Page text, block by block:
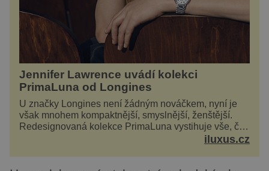
Jennifer Lawrence uvádí kolekci
PrimaLuna od Longines
U značky Longines není žádným nováčkem, nyní je
však mnohem kompaktnější, smyslnější, ženštější.
Redesignovaná kolekce PrimaLuna vystihuje vše, čím
je značka Longines dnes a čím byla i před stoiluxus.cz